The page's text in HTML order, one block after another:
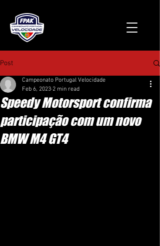
Post
Speedy Motorsport confirma
participação com um novo
BMW M4 GT4
Campeonato Portugal Velocidade
Feb 6, 2023 2 min read